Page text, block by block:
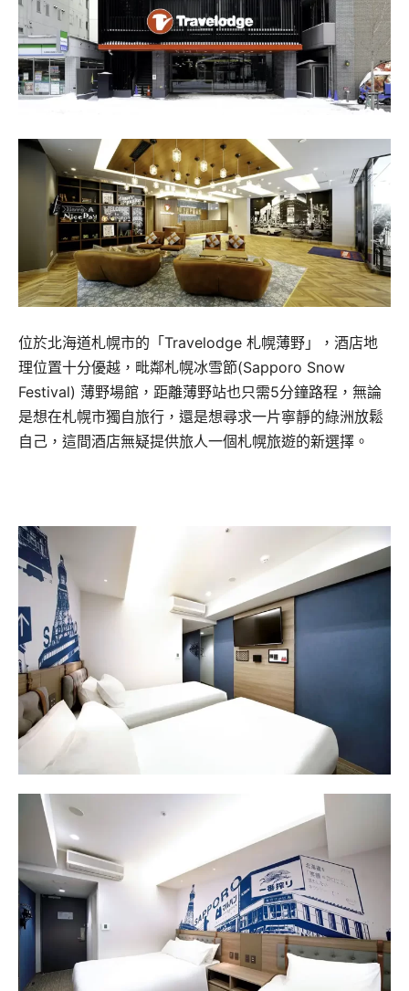
位於北海道札幌市的「Travelodge 札幌薄野」，酒店地
理位置十分優越，毗鄰札幌冰雪節(Sapporo Snow
Festival) 薄野場館，距離薄野站也只需5分鐘路程，無論
是想在札幌市獨自旅行，還是想尋求一片寧靜的綠洲放鬆
自己，這間酒店無疑提供旅人一個札幌旅遊的新選擇。